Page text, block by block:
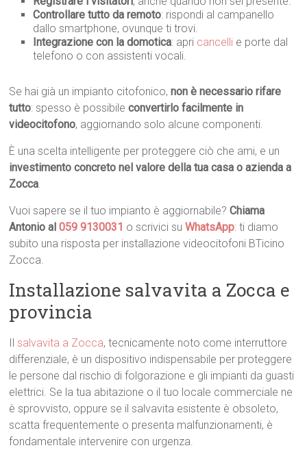
Controllare tutto da remoto: rispondi al campanello
dallo smartphone, ovunque ti trovi.
Integrazione con la domotica: apri cancelli e porte dal
telefono o con assistenti vocali.
Se hai già un impianto citofonico,non è necessario rifare
tutto: spesso è possibileconvertirlo facilmente in
videocitofono, aggiornando solo alcune componenti.
È una scelta intelligente per proteggere ciò che ami, e un
investimento concreto nel valore della tua casa o azienda a
Zocca.
Vuoi sapere se il tuo impianto è aggiornabile?Chiama
Antonio al059 9130031 o scrivici suWhatsApp: ti diamo
subito una risposta per installazione videocitofoni BTicino
Zocca.
Installazione salvavita a Zocca e
provincia
salvavita a Zocca, tecnicamente noto come interruttore
differenziale, è un dispositivo indispensabile per proteggere
le persone dal rischio di folgorazione e gli impianti da guasti
elettrici. Se la tua abitazione o il tuo locale commerciale ne
è sprovvisto, oppure se il salvavita esistente è obsoleto,
scatta frequentemente o presenta malfunzionamenti, è
fondamentale intervenire con urgenza.